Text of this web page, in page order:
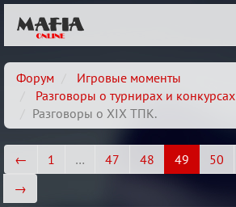
Форум
Игровые моменты
Разговоры о турнирах и конкурсах
Разговоры о XIX ТПК.
← 1 … 47 48 49 50
→